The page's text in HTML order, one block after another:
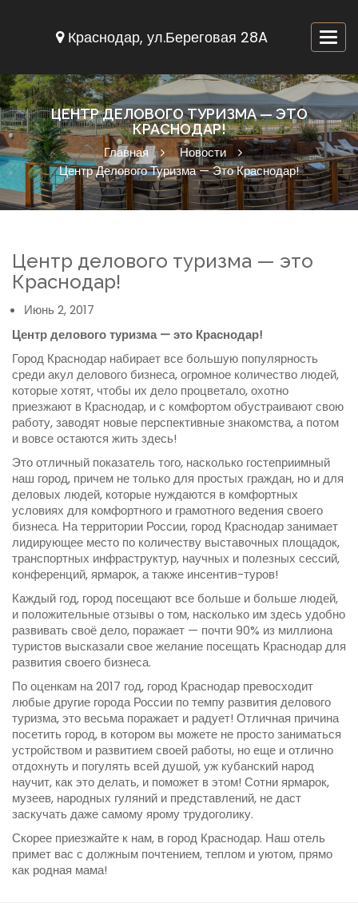
Краснодар, ул.Береговая 28A
ЦЕНТР ДЕЛОВОГО ТУРИЗМА — ЭТО
КРАСНОДАР!
Главная
Новости
Центр Делового Туризма — Это Краснодар!
Центр делового туризма — это
Краснодар!
Июнь 2, 2017
Центр делового туризма — это Краснодар!
Город Краснодар набирает все большую популярность
среди акул делового бизнеса, огромное количество людей,
которые хотят, чтобы их дело процветало, охотно
приезжают в Краснодар, и с комфортом обустраивают свою
работу, заводят новые перспективные знакомства, а потом
и вовсе остаются жить здесь!
Это отличный показатель того, насколько гостеприимный
наш город, причем не только для простых граждан, но и для
деловых людей, которые нуждаются в комфортных
условиях для комфортного и грамотного ведения своего
бизнеса. На территории России, город Краснодар занимает
лидирующее место по количеству выставочных площадок,
транспортных инфраструктур, научных и полезных сессий,
конференций, ярмарок, а также инсентив-туров!
Каждый год, город посещают все больше и больше людей,
и положительные отзывы о том, насколько им здесь удобно
развивать своё дело, поражает — почти 90% из миллиона
туристов высказали свое желание посещать Краснодар для
развития своего бизнеса.
По оценкам на 2017 год, город Краснодар превосходит
любые другие города России по темпу развития делового
туризма, это весьма поражает и радует! Отличная причина
посетить город, в котором вы можете не просто заниматься
устройством и развитием своей работы, но еще и отлично
отдохнуть и погулять всей душой, уж кубанский народ
научит, как это делать, и поможет в этом! Сотни ярмарок,
музеев, народных гуляний и представлений, не даст
заскучать даже самому ярому трудоголику.
Скорее приезжайте к нам, в город Краснодар. Наш отель
примет вас с должным почтением, теплом и уютом, прямо
как родная мама!